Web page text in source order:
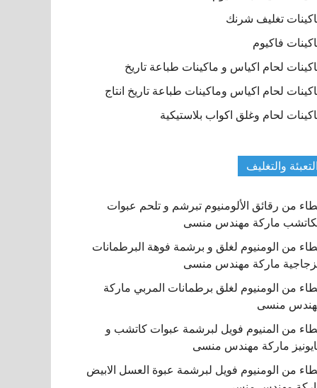
تغليف شرنك
فاكيوم
لحام اكياس و ماكينات طباعة تاريخ
لحام اكياس وماكينات طباعة تاريخ انتاج
لحام وغلق اكواب بلاستيكية
التعبئة والتغليف
من رقائق الألومنيوم تبرشم و تلحم عبوات
ماركة مهندس منسى
من الومنيوم لغلق و برشمة فوهة البرطمانات
ماركة مهندس منسى
من الومنيوم لغلق برطمانات المربي ماركة
منسى
من المنيوم فويل لبرشمة عبوات كاتشب و
ماركة مهندس منسى
من الومنيوم فويل لبرشمة عبوة العسل الابيض